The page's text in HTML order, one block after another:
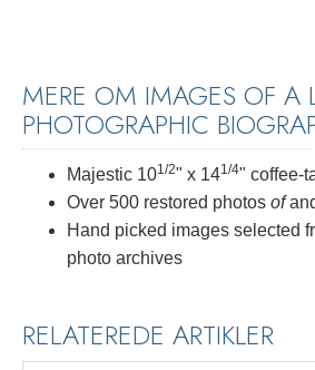
MERE OM IMAGES OF A
PHOTOGRAPHIC
Majestic 101/2" x 141/4" coffee-
Over 500 restored photos of
Hand picked images selected
photo archives
RELATEREDE ARTIKLER